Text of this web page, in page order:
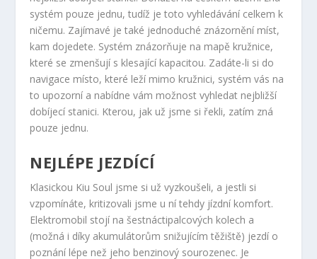
systém pouze jednu, tudíž je toto vyhledávání celkem k
ničemu. Zajímavé je také jednoduché znázornění míst,
kam dojedete. Systém znázorňuje na mapě kružnice,
které se zmenšují s klesající kapacitou. Zadáte-li si do
navigace místo, které leží mimo kružnici, systém vás na
to upozorní a nabídne vám možnost vyhledat nejbližší
dobíjecí stanici. Kterou, jak už jsme si řekli, zatím zná
pouze jednu.
NEJLÉPE JEZDÍCÍ
Klasickou Kiu Soul jsme si už vyzkoušeli, a jestli si
vzpomínáte, kritizovali jsme u ní tehdy jízdní komfort.
Elektromobil stojí na šestnáctipalcových kolech a
(možná i díky akumulátorům snižujícím těžiště) jezdí o
poznání lépe než jeho benzinový sourozenec. Je